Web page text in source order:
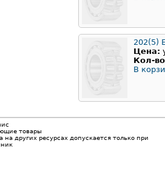
202(5)
Цена:
Кол-
В
товары
на других ресурсах допускается только при